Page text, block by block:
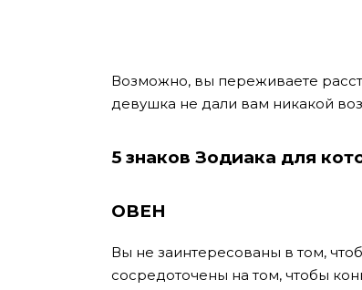
Возможно, вы переживаете
девушка не дали вам никакой
5 знаков Зодиака для
ОВЕН
Вы не заинтересованы в том,
сосредоточены на том, чтобы